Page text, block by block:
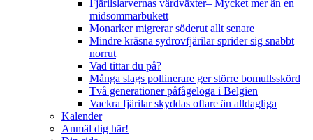
Fjärilslarvernas värdväxter– Mycket mer än en
midsommarbukett
Monarker migrerar söderut allt senare
Mindre kräsna sydrovfjärilar sprider sig snabbt
norrut
Vad tittar du på?
Många slags pollinerare ger större bomullsskörd
Två generationer påfågelöga i Belgien
Vackra fjärilar skyddas oftare än alldagliga
Kalender
Anmäl dig här!